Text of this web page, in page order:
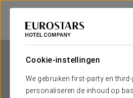
Cookie-instellingen
We gebruiken first-party en
personaliseren de inhoud op